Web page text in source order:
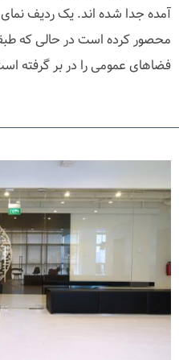
آمده جدا شده اند. یک ردیف
محصور کرده است در حالی که
فضاهای عمومی را در بر گرفته